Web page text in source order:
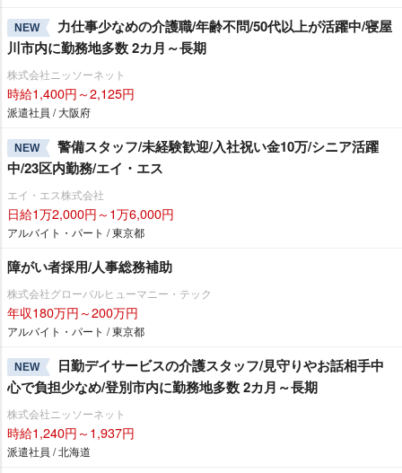
NEW
力仕事少なめの介護職/年齢不問/50代以上が活躍中/寝屋
川市内に勤務地多数 2カ月～長期
株式会社ニッソーネット
時給1,400円～2,125円
派遣社員 / 大阪府
NEW
警備スタッフ/未経験歓迎/入社祝い金10万/シニア活躍
中/23区内勤務/エイ・エス
エイ・エス株式会社
日給1万2,000円～1万6,000円
アルバイト・パート / 東京都
障がい者採用/人事総務補助
株式会社グローバルヒューマニー・テック
年収180万円～200万円
アルバイト・パート / 東京都
NEW
日勤デイサービスの介護スタッフ/見守りやお話相手中
心で負担少なめ/登別市内に勤務地多数 2カ月～長期
株式会社ニッソーネット
時給1,240円～1,937円
派遣社員 / 北海道